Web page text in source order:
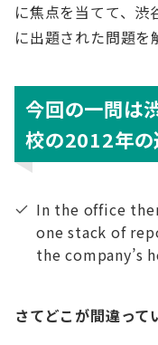
に焦点を当てて、
に出題された問題を
今回の一問は
校の2012年の
In the office
one stack of
the company’s
さてどこが間違って